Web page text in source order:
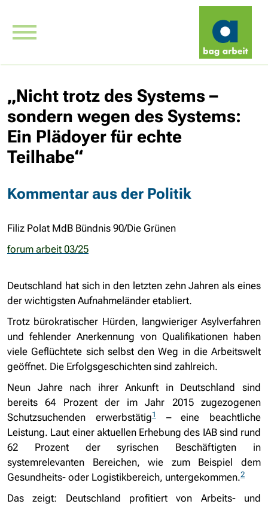
„Nicht trotz des Systems –
sondern wegen des Systems:
Ein Plädoyer für echte
Teilhabe“
Kommentar aus der Politik
Filiz Polat MdB Bündnis 90/Die Grünen
forum arbeit 03/25
Deutschland hat sich in den letzten zehn Jahren als eines
der wichtigsten Aufnahmeländer etabliert.
Trotz bürokratischer Hürden, langwieriger Asylverfahren
und fehlender Anerkennung von Qualifikationen haben
viele Geflüchtete sich selbst den Weg in die Arbeitswelt
geöffnet. Die Erfolgsgeschichten sind zahlreich.
Neun Jahre nach ihrer Ankunft in Deutschland sind
bereits 64 Prozent der im Jahr 2015 zugezogenen
Schutzsuchenden erwerbstätig1– eine beachtliche
Leistung. Laut einer aktuellen Erhebung des IAB sind rund
62 Prozent der syrischen Beschäftigten in
systemrelevanten Bereichen, wie zum Beispiel dem
Gesundheits- oder Logistikbereich, untergekommen.2
Das zeigt: Deutschland profitiert von Arbeits- und